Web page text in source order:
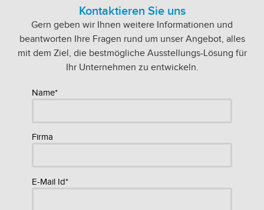
Kontaktieren Sie uns
Gern geben wir Ihnen weitere Informationen und
beantworten Ihre Fragen rund um unser Angebot, alles
mit dem Ziel, die bestmögliche Ausstellungs-Lösung für
Ihr Unternehmen zu entwickeln.
Name*
Firma
E-Mail Id*